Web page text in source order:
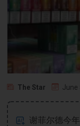
The Star June
谢菲尔德今